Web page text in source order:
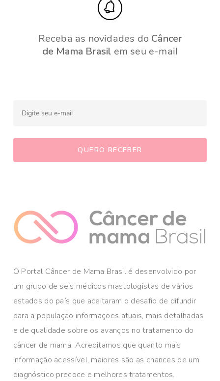
Receba as novidades do Câncer
de Mama Brasil em seu e-mail
O Portal Câncer de Mama Brasil é desenvolvido por
um grupo de seis médicos mastologistas de vários
estados do país que aceitaram o desafio de difundir
para a população informações atuais, mais detalhadas
e de qualidade sobre os avanços no tratamento do
câncer de mama. Acreditamos que quanto mais
informação acessível, maiores são as chances de um
diagnóstico precoce e melhores tratamentos.